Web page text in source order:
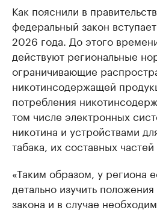
Как пояснили в
федеральный закон
2026 года. До этого
действуют региональные
ограничивающие
никотинсодержащей
потребления
том числе электронных
никотина и устройствами
табака, их составных
«Таким образом, у региона
детально изучить
закона и в случае